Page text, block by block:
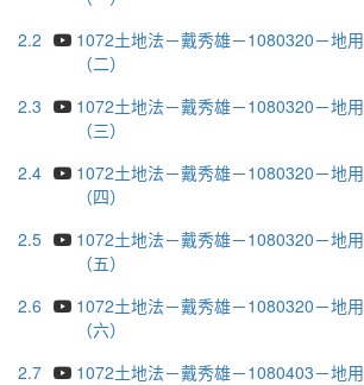
2.2
1072土地法－戴秀雄－1080320－地用
（二）
2.3
1072土地法－戴秀雄－1080320－地用
（三）
2.4
1072土地法－戴秀雄－1080320－地用
（四）
2.5
1072土地法－戴秀雄－1080320－地用
（五）
2.6
1072土地法－戴秀雄－1080320－地用
（六）
2.7
1072土地法－戴秀雄－1080403－地用